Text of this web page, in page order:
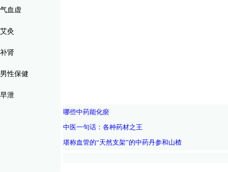
气血虚
艾灸
补肾
男性保健
早泄
哪些中药能化瘀
中医一句话：各种药材之王
堪称血管的“天然支架”的中药丹参和山楂